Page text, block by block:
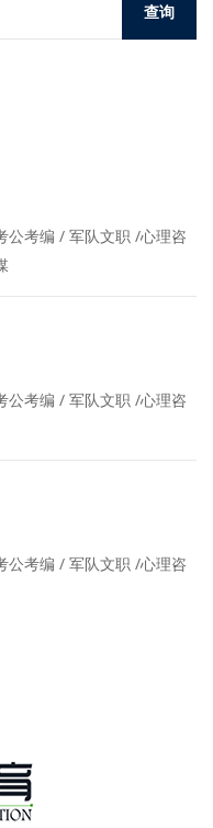
公考编 / 军队文职 /心理咨
公考编 / 军队文职 /心理咨
公考编 / 军队文职 /心理咨